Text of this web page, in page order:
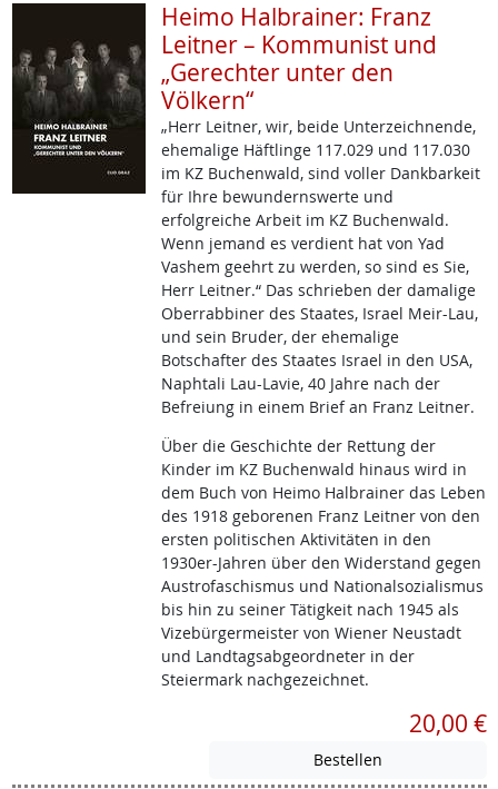
Heimo Halbrainer: Franz
Leitner – Kommunist und
„Gerechter unter den
Völkern“
„Herr Leitner, wir, beide Unterzeichnende,
ehemalige Häftlinge 117.029 und 117.030
im KZ Buchenwald, sind voller Dankbarkeit
für Ihre bewundernswerte und
erfolgreiche Arbeit im KZ Buchenwald.
Wenn jemand es verdient hat von Yad
Vashem geehrt zu werden, so sind es Sie,
Herr Leitner.“ Das schrieben der damalige
Oberrabbiner des Staates, Israel Meir-Lau,
und sein Bruder, der ehemalige
Botschafter des Staates Israel in den USA,
Naphtali Lau-Lavie, 40 Jahre nach der
Befreiung in einem Brief an Franz Leitner.
Über die Geschichte der Rettung der
Kinder im KZ Buchenwald hinaus wird in
dem Buch von Heimo Halbrainer das Leben
des 1918 geborenen Franz Leitner von den
ersten politischen Aktivitäten in den
1930er-Jahren über den Widerstand gegen
Austrofaschismus und Nationalsozialismus
bis hin zu seiner Tätigkeit nach 1945 als
Vizebürgermeister von Wiener Neustadt
und Landtagsabgeordneter in der
Steiermark nachgezeichnet.
20,00 €